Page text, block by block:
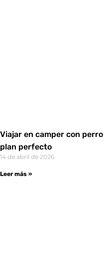
Viajar en camper con
plan perfecto
14 de abril de 2026
Leer más »